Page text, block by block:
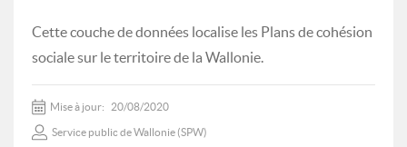
Cette couche de données localise les Plans de cohésion
sociale sur le territoire de la Wallonie.
Mise à jour: 20/08/2020
Service public de Wallonie (SPW)